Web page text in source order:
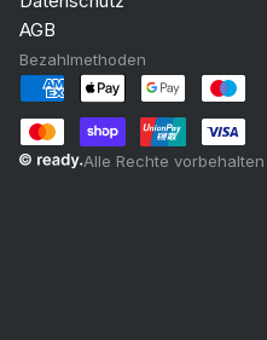
AGB
Bezahlmethoden
Alle Rechte vorbehalten